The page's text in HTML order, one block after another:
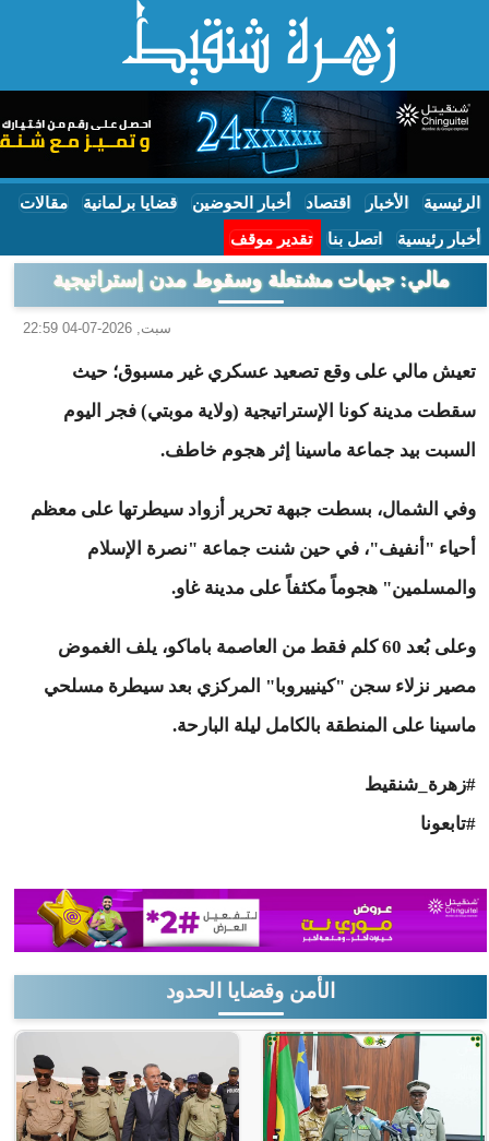
الرئيسية الأخبار اقتصاد أخبار الحوضين قضايا برلمانية مقالات
أخبار رئيسية اتصل بنا تقدير موقف
مالي: جبهات مشتعلة وسقوط مدن إستراتيجية
سبت, 2026-07-04 22:59
تعيش مالي على وقع تصعيد عسكري غير مسبوق؛ حيث
سقطت مدينة كونا الإستراتيجية (ولاية موبتي) فجر اليوم
السبت بيد جماعة ماسينا إثر هجوم خاطف.
وفي الشمال، بسطت جبهة تحرير أزواد سيطرتها على معظم
أحياء "أنفيف"، في حين شنت جماعة "نصرة الإسلام
والمسلمين" هجوماً مكثفاً على مدينة غاو.
وعلى بُعد 60 كلم فقط من العاصمة باماكو، يلف الغموض
مصير نزلاء سجن "كينييروبا" المركزي بعد سيطرة مسلحي
ماسينا على المنطقة بالكامل ليلة البارحة.
#زهرة_شنقيط
#تابعونا
الأمن وقضايا الحدود